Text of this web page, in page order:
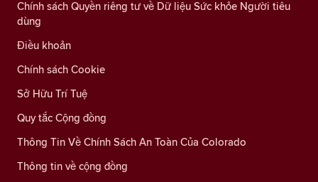
Chính sách Quyền riêng tư về Dữ liệu Sức khỏe Người tiêu
dùng
Điều khoản
Chính sách Cookie
Sở Hữu Trí Tuệ
Quy tắc Cộng đồng
Thông Tin Về Chính Sách An Toàn Của Colorado
Thông tin về cộng đồng